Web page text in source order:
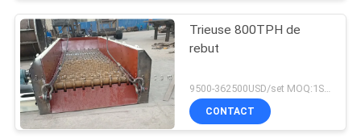
Trieuse 800TPH de
rebut
9500-362500USD/set MOQ:1SET
CONTACT